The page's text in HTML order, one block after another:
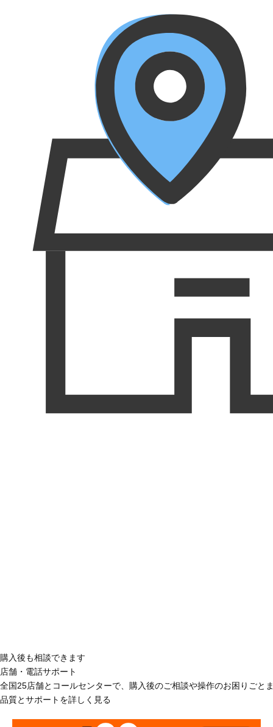
購入後も相談できます
店舗・電話サポート
全国25店舗とコールセンターで、購入後のご相談や操作のお困りごと
品質とサポートを詳しく見る